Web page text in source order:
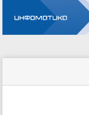
сайта
страницы